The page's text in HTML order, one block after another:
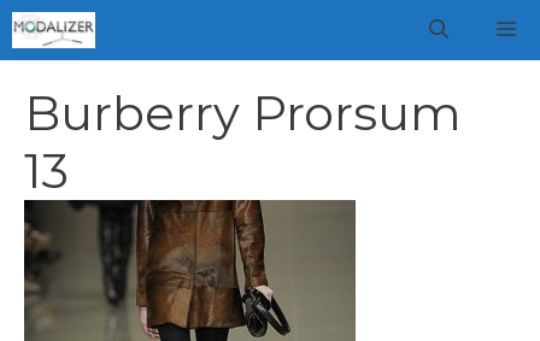
Vai
al
Burberry Prorsum
13